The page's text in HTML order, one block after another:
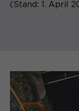
(Stand: 1. April